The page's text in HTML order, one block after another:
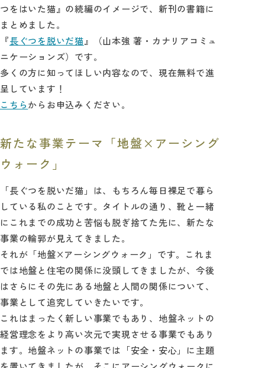
つをはいた猫』の続編のイメージで、新刊の書籍に
まとめました。
『長ぐつを脱いだ猫 』（山本強 著・カナリアコミュ
ニケーションズ）です。
多くの方に知ってほしい内容なので、現在無料で進
呈しています！
こちらからお申込みください。
新たな事業テーマ「地盤×アーシング
ウォーク」
「長ぐつを脱いだ猫」は、もちろん毎日裸足で暮ら
している私のことです。タイトルの通り、靴と一緒
にこれまでの成功と苦悩も脱ぎ捨てた先に、新たな
事業の輪郭が見えてきました。
それが「地盤×アーシングウォーク」です。これま
では地盤と住宅の関係に没頭してきましたが、今後
はさらにその先にある地盤と人間の関係について、
事業として追究していきたいです。
これはまったく新しい事業でもあり、地盤ネットの
経営理念をより高い次元で実現させる事業でもあり
ます。地盤ネットの事業では「安全・安心」に主題